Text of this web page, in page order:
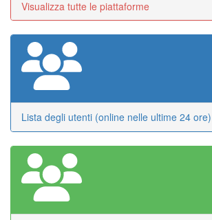
Visualizza tutte le piattaforme
Lista degli utenti (online nelle ultime 24 ore)